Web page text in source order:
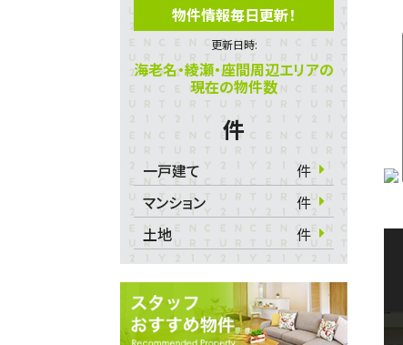
物件情報毎日更新！
更新日時:
海老名・綾瀬・座間周辺エリアの
現在の物件数
件
一戸建て
件
マンション
件
土地
件